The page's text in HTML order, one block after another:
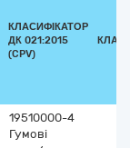
КЛАСИФІКАТОР
ДК 021:2015
(CPV)
19510000-4
Гумові